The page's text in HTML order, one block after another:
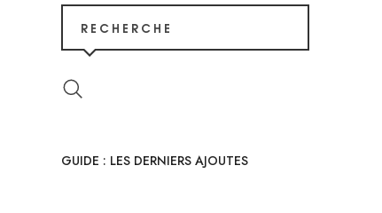
RECHERCHE
GUIDE : LES DERNIERS AJOUTES